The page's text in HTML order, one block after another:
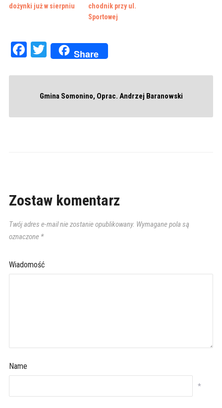
dożynki już w sierpniu
chodnik przy ul.
Sportowej
Facebook
Twitter
Share
Gmina Somonino, Oprac. Andrzej Baranowski
Zostaw komentarz
Twój adres e-mail nie zostanie opublikowany. Wymagane pola są
oznaczone *
Wiadomość
Name
*